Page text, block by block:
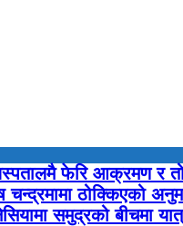
फेरि आक्रमण र
ठोक्किएको
समुद्रको बीचमा